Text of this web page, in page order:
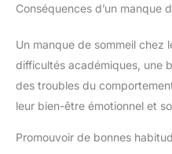
Conséquences d’un manque
Un manque de sommeil chez
difficultés académiques, une
des troubles du
leur bien-être émotionnel et
Promouvoir de bonnes